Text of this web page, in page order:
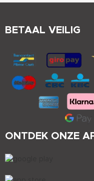
ONTDEK ONZE
BETAAL VEILIG